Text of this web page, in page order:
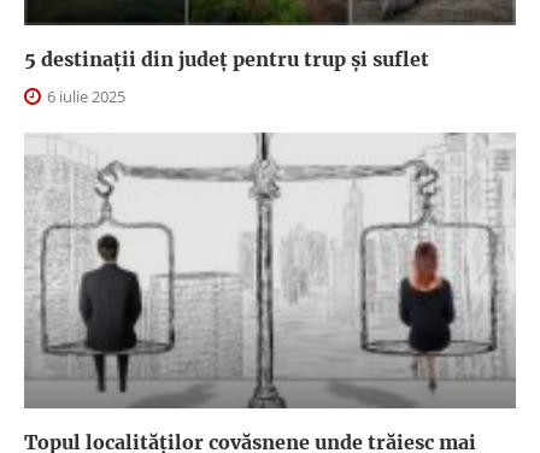
5 destinații din județ pentru trup și suflet
6 iulie 2025
Topul localităților covăsnene unde trăiesc mai